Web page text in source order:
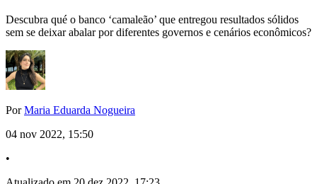
Descubra qué o banco ‘camaleão’ que entregou resultados sólidos
sem se deixar abalar por diferentes governos e cenários econômicos?
PorMaria Eduarda Nogueira
04 nov 2022, 15:50
•